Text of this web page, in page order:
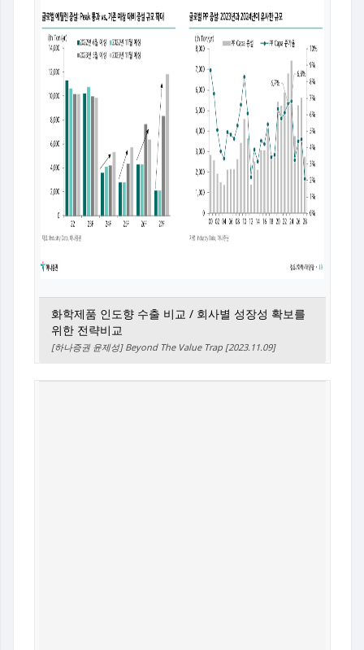
화학제품 인도향 수출 비교 / 회사별 성장성 확보를
위한 전략비교
[하나증권 윤제성] Beyond The Value Trap [2023.11.09]